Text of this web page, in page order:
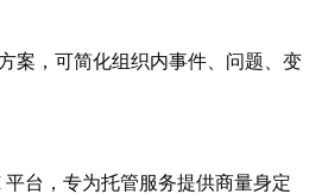
案，可简化组织内事件、问题、变
台，专为托管服务提供商量身定